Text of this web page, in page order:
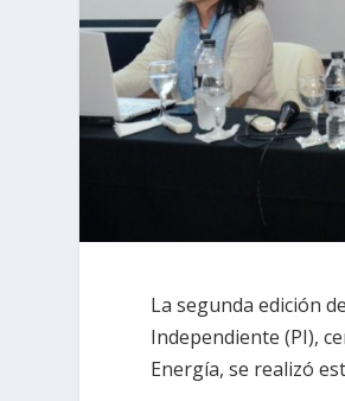
La segunda edición
Independiente (PI),
Energía, se realizó